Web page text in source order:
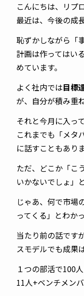
こんにちは、リプ
最近は、今後の成
恥ずかしながら「
計画は作ってはい
めています。
よく社内では目標
が、自分が積み重
それと今月に入っ
これまでも「メタ
に話すこともあり
ただ、どこか「こ
いかないでしょ」
じゃあ、何で市場
ってくる」とわか
当たり前の話です
スモデルでも成果
１つの部活で100
11人+ベンチメン